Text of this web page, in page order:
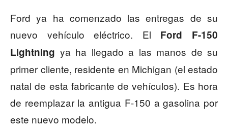
Ford ya ha comenzado las entregas de su
nuevo vehículo eléctrico. El Ford F-150
Lightning ya ha llegado a las manos de su
primer cliente, residente en Michigan (el estado
natal de esta fabricante de vehículos). Es hora
de reemplazar la antigua F-150 a gasolina por
este nuevo modelo.